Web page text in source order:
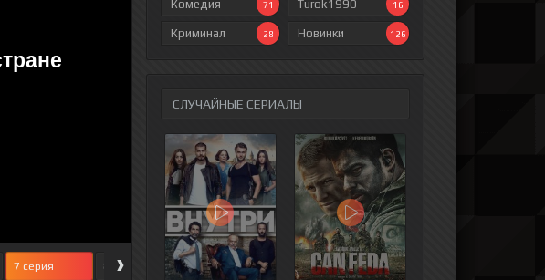
Комедия 71
Криминал 28
Turok1990 16
Новинки 126
СЛУЧАЙНЫЕ СЕРИАЛЫ
7 серия 8 серия 9 серия 10 серия 11 серия
›